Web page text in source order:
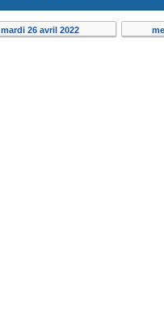
mardi 26 avril 2022